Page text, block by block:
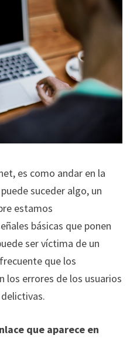
es como andar en la
suceder algo, un
estamos
básicas que ponen
ser víctima de un
que los
los errores de los usuarios
que aparece en